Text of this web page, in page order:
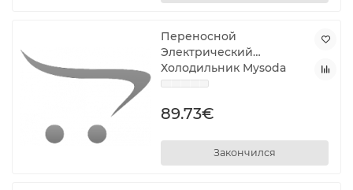
Переносной
Электрический
Холодильник Mysoda
Woody Pigeon WD002F-
89.73€
Закончился